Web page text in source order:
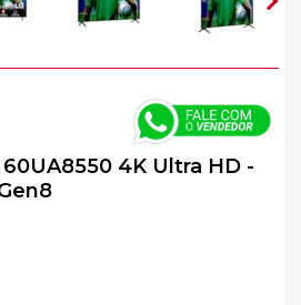
4K Ultra HD -